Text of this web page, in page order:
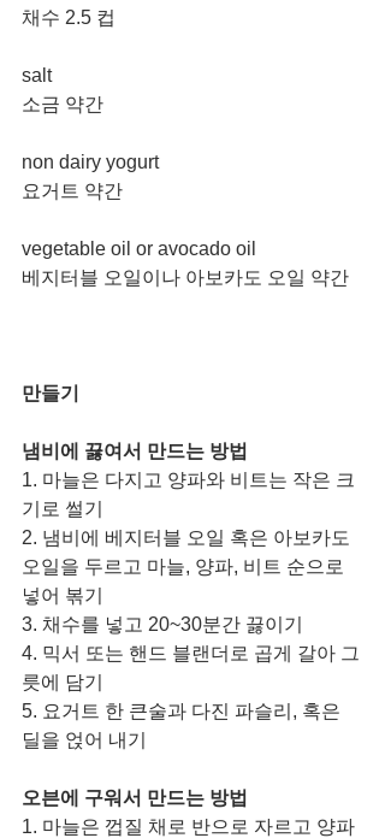
채수 2.5 컵
salt
소금 약간
non dairy yogurt
요거트 약간
vegetable oil or avocado oil
베지터블 오일이나 아보카도 오일 약간
만들기
냄비에 끓여서 만드는 방법
1. 마늘은 다지고 양파와 비트는 작은 크
기로 썰기
2. 냄비에 베지터블 오일 혹은 아보카도
오일을 두르고 마늘, 양파, 비트 순으로
넣어 볶기
3. 채수를 넣고 20~30분간 끓이기
4. 믹서 또는 핸드 블랜더로 곱게 갈아 그
릇에 담기
5. 요거트 한 큰술과 다진 파슬리, 혹은
딜을 얹어 내기
오븐에 구워서 만드는 방법
1. 마늘은 껍질 채로 반으로 자르고 양파